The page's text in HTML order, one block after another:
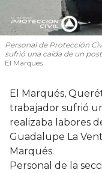
Personal de Protección
sufrió una caída de un
El Marqués
El Marqués,
trabajador sufrió
realizaba labores
Guadalupe La
Marqués.
Personal de la